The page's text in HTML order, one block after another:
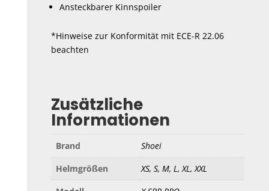
Ansteckbarer Kinnspoiler
*Hinweise zur Konformität mit ECE-R 22.06
beachten
Zusätzliche
Informationen
Brand
Shoei
Helmgrößen
XS, S, M, L, XL, XXL